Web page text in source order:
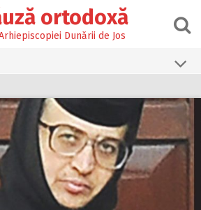
ortodoxă
Dunării de Jos